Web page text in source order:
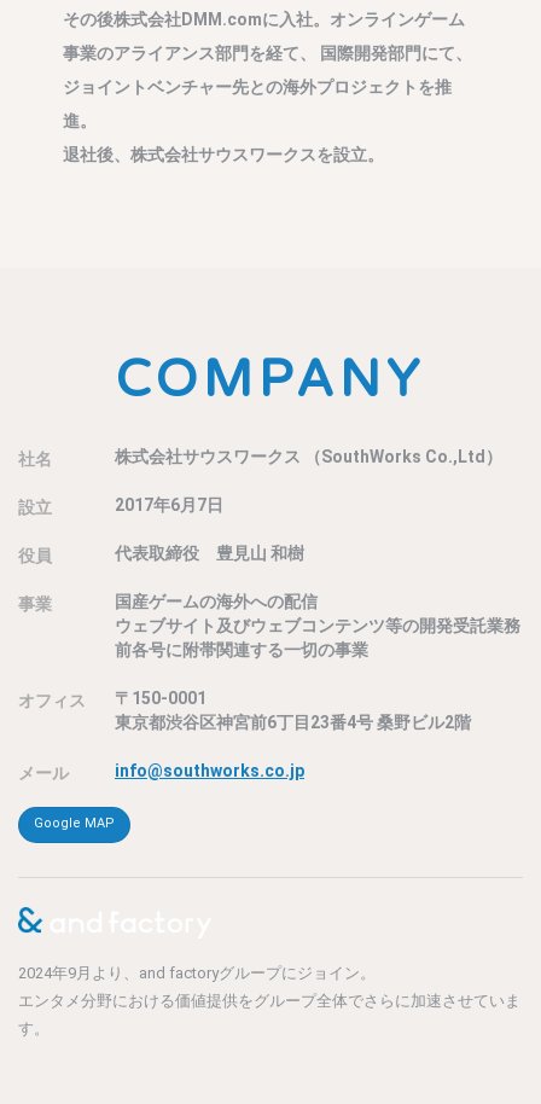
その後株式会社DMM.comに入社。オンラインゲーム
事業のアライアンス部門を経て、 国際開発部門にて、
ジョイントベンチャー先との海外プロジェクトを推
進。
退社後、株式会社サウスワークスを設立。
COMPANY
社名 株式会社サウスワークス （SouthWorks Co.,Ltd）
設立 2017年6月7日
役員 代表取締役 豊見山 和樹
事業
国産ゲームの海外への配信
ウェブサイト及びウェブコンテンツ等の開発受託業務
前各号に附帯関連する一切の事業
オフィス
〒150-0001
東京都渋谷区神宮前6丁目23番4号 桑野ビル2階
メール info@southworks.co.jp
Google MAP
2024年9月より、and factoryグループにジョイン。
エンタメ分野における価値提供をグループ全体でさらに加速させていま
す。